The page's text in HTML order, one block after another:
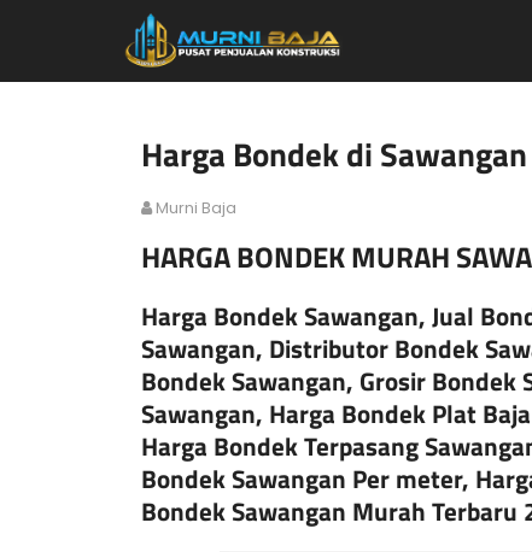
Harga Bondek di
Murni Baja
HARGA BONDEK MURAH
Harga Bondek Sawangan, Jual
Sawangan, Distributor Bondek
Bondek Sawangan, Grosir Bondek
Sawangan, Harga Bondek Plat
Harga Bondek Terpasang
Bondek Sawangan Per meter,
Bondek Sawangan Murah Terbaru